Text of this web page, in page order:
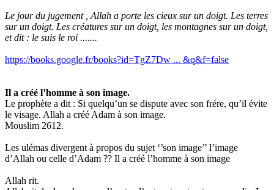
Le jour du jugement , Allah a porte les cieux sur un doigt. Les terres
sur un doigt. Les créatures sur un doigt, les montagnes sur un doigt,
et dit : le suis le roi .......
https://books.google.fr/books?id=TgZ7Dw ... &q&f=false
Il a créé l’homme à son image.
Le prophète a dit : Si quelqu’un se dispute avec son frére, qu’il évite
le visage. Allah a créé Adam à son image.
Mouslim 2612.
Les ulémas divergent à propos du sujet ‘’son image’’ l’image
d’Allah ou celle d’Adam ?? Il a créé l’homme à son image
Allah rit.